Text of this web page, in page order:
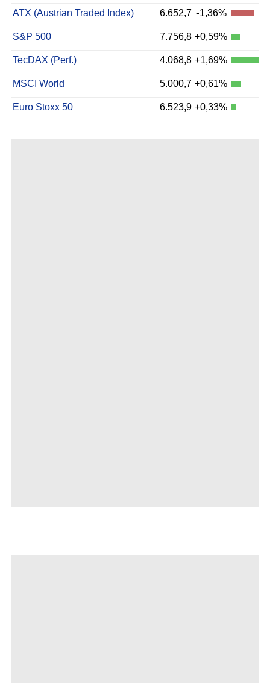
ATX (Austrian Traded Index) 6.652,7 -1,36%
S&P 500 7.756,8 +0,59%
TecDAX (Perf.) 4.068,8 +1,69%
MSCI World 5.000,7 +0,61%
Euro Stoxx 50 6.523,9 +0,33%